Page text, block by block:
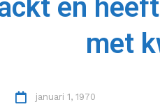
en
met
januari 1, 1970